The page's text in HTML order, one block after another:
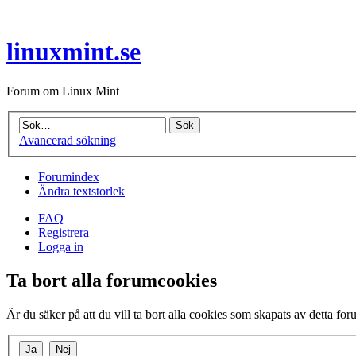
linuxmint.se
Forum om Linux Mint
Avancerad sökning
Forumindex
Ändra textstorlek
FAQ
Registrera
Logga in
Ta bort alla forumcookies
Är du säker på att du vill ta bort alla cookies som skapats av detta